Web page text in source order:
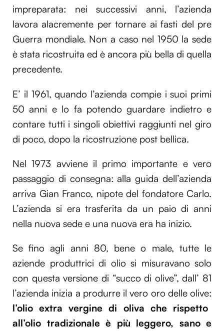
impreparata: nei successivi anni, l’azienda
lavora alacremente per tornare ai fasti del pre
Guerra mondiale. Non a caso nel 1950 la sede
è stata ricostruita ed è ancora più bella di quella
precedente.
E’ il 1961, quando l’azienda compie i suoi primi
50 anni e lo fa potendo guardare indietro e
contare tutti i singoli obiettivi raggiunti nel giro
di poco, dopo la ricostruzione post bellica.
Nel 1973 avviene il primo importante e vero
passaggio di consegna: alla guida dell’azienda
arriva Gian Franco, nipote del fondatore Carlo.
L’azienda si era trasferita da un paio di anni
nella nuova sede e una nuova era ha inizio.
Se fino agli anni 80, bene o male, tutte le
aziende produttrici di olio si misuravano solo
con questa versione di “succo di olive”, dall’ 81
l’azienda inizia a produrre il vero oro delle olive:
l’olio extra vergine di oliva che rispetto
all’olio tradizionale è più leggero, sano e